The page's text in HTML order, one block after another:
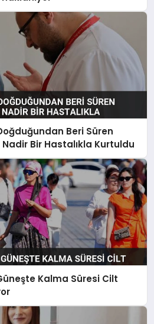
Beri Süren
Bir Hastalıkla Kurtuldu
Kalma Süresi Cilt